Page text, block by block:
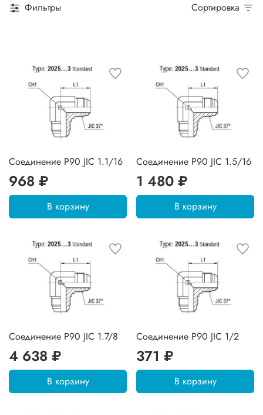
Фильтры Сортировка
Соединение P90 JIC 1.1/16
968 ₽
В корзину
Соединение P90 JIC 1.5/16
1 480 ₽
В корзину
Соединение P90 JIC 1.7/8
4 638 ₽
В корзину
Соединение P90 JIC 1/2
371 ₽
В корзину